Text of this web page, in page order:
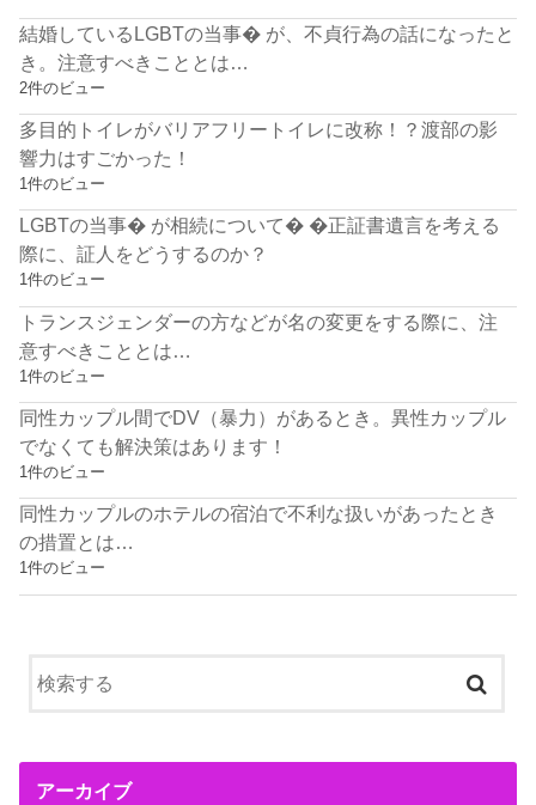
結婚しているLGBTの当事� が、不貞行為の話になったと
き。注意すべきこととは…
2件のビュー
多目的トイレがバリアフリートイレに改称！？渡部の影
響力はすごかった！
1件のビュー
LGBTの当事� が相続について� �正証書遺言を考える
際に、証人をどうするのか？
1件のビュー
トランスジェンダーの方などが名の変更をする際に、注
意すべきこととは…
1件のビュー
同性カップル間でDV（暴力）があるとき。異性カップル
でなくても解決策はあります！
1件のビュー
同性カップルのホテルの宿泊で不利な扱いがあったとき
の措置とは…
1件のビュー
アーカイブ